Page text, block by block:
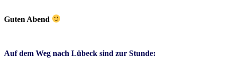
Guten Abend
Auf dem Weg nach Lübeck sind zur Stunde: